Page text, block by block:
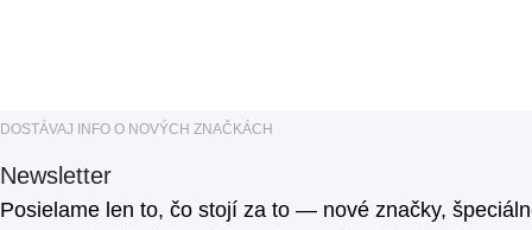
DOSTÁVAJ INFO O NOVÝCH ZNAČKÁCH
Newsletter
Posielame len to, čo stojí za to — nové značky,